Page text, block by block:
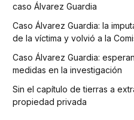
caso Álvarez Guardia
Caso Álvarez Guardia: la
de la víctima y volvió a la
Caso Álvarez Guardia:
medidas en la investigación
Sin el capítulo de tierras a
propiedad privada